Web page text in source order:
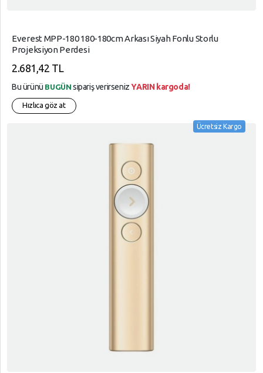
Everest MPP-180 180-180cm Arkası Siyah Fonlu Storlu
Projeksiyon Perdesi
2.681,42 TL
Bu ürünü BUGÜN sipariş verirsenizYARIN kargoda!
Hızlıca göz at
Ücretsiz Kargo